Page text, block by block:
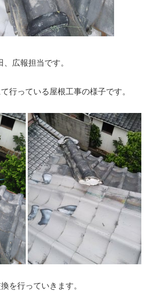
広報担当です。
行っている屋根工事の様子です。
を行っていきます。